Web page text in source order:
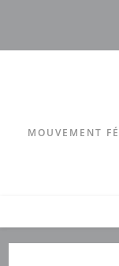
content
MOUVEMENT